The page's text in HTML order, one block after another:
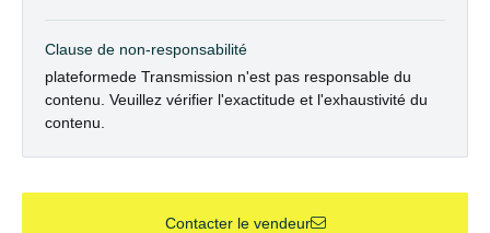
Clause de non-responsabilité
plateformede Transmission n'est pas responsable du
contenu. Veuillez vérifier l'exactitude et l'exhaustivité du
contenu.
Contacter le vendeur